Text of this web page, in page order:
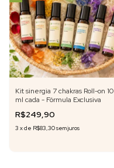
Kit sinergia 7 chakras Roll-on 10
ml cada - Fórmula Exclusiva
R$249,90
3 xde R$83,30sem juros